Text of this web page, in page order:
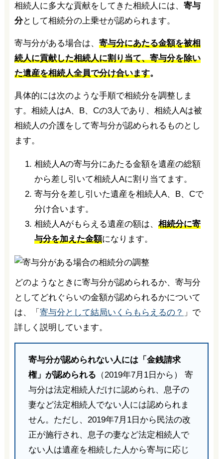
相続人に多大な貢献をしてきた相続人には、 寄与
分として相続分の上乗せが認められます。
寄与分がある場合は、 寄与分にあたる金額を被相
続人に貢献した相続人に割り当て、寄与分を除い
た遺産を相続人全員で分け合います。
具体的には次のような手順で相続分を調整しま
す。相続人はA、B、Cの3人であり、相続人Aは被
相続人の介護をして寄与分が認められるものとし
ます。
相続人Aの寄与分にあたる金額を遺産の総額
から差し引いて相続人Aに割り当てます。
寄与分を差し引いた遺産を相続人A、B、Cで
分け合います。
相続人Aがもらえる遺産の額は、 相続分に寄
与分を加えた金額になります。
どのようなときに寄与分が認められるか、寄与分
としてどれぐらいの金額が認められるかについて
は、「 寄与分として結局いくらもらえるの？ 」で
詳しく説明しています。
寄与分が認められない人には「金銭請求
権」が認められる （2019年7月1日から） 寄
与分は法定相続人だけに認められ、息子の
妻など法定相続人でない人には認められま
せん。ただし、2019年7月1日から民法の改
正が施行され、息子の妻など法定相続人で
ない人は遺産を相続した人から寄与に応じ